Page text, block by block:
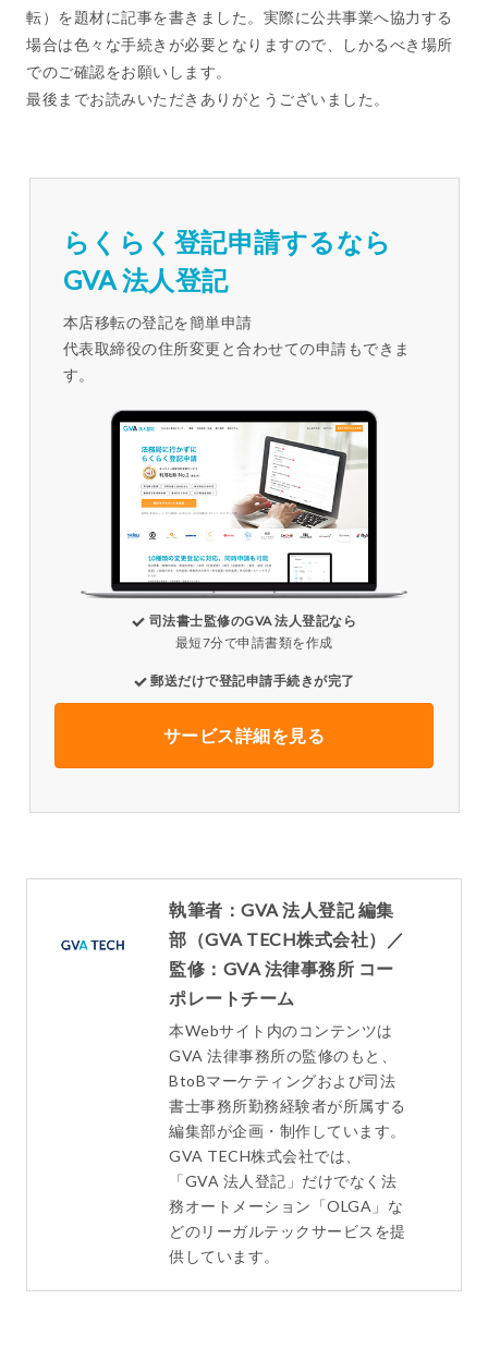
転）を題材に記事を書きました。実際に公共事業へ協力する
場合は色々な手続きが必要となりますので、しかるべき場所
でのご確認をお願いします。
最後までお読みいただきありがとうございました。
らくらく登記申請するなら
GVA 法人登記
本店移転の登記を簡単申請
代表取締役の住所変更と合わせての申請もできま
す。
司法書士監修のGVA 法人登記なら
最短7分で申請書類を作成
郵送だけで登記申請手続きが完了
サービス詳細を見る
執筆者：GVA 法人登記 編集
部（GVA TECH株式会社）／
監修：GVA 法律事務所 コー
ポレートチーム
本Webサイト内のコンテンツは
GVA 法律事務所の監修のもと、
BtoBマーケティングおよび司法
書士事務所勤務経験者が所属する
編集部が企画・制作しています。
GVA TECH株式会社では、
「GVA 法人登記」だけでなく法
務オートメーション「OLGA」な
どのリーガルテックサービスを提
供しています。